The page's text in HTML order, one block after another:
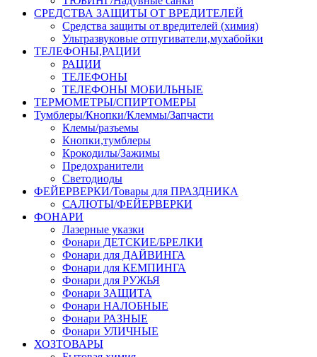
СРЕДСТВА ЗАЩИТЫ ОТ ВРЕДИТЕЛЕЙ
Средства защиты от вредителей (химия)
Ультразвуковые отпугиватели,мухабойки
ТЕЛЕФОНЫ,РАЦИИ
РАЦИИ
ТЕЛЕФОНЫ
ТЕЛЕФОНЫ МОБИЛЬНЫЕ
ТЕРМОМЕТРЫ/СПИРТОМЕРЫ
Тумблеры/Кнопки/Клеммы/Запчасти
Клемы/разъемы
Кнопки,тумблеры
Крокодилы/Зажимы
Предохранители
Светодиоды
ФЕЙЕРВЕРКИ/Товары для ПРАЗДНИКА
САЛЮТЫ/ФЕЙЕРВЕРКИ
ФОНАРИ
Лазерные указки
Фонари ДЕТСКИЕ/БРЕЛКИ
Фонари для ДАЙВИНГА
Фонари для КЕМПИНГА
Фонари для РУЖЬЯ
Фонари ЗАЩИТА
Фонари НАЛОБНЫЕ
Фонари РАЗНЫЕ
Фонари УЛИЧНЫЕ
ХОЗТОВАРЫ